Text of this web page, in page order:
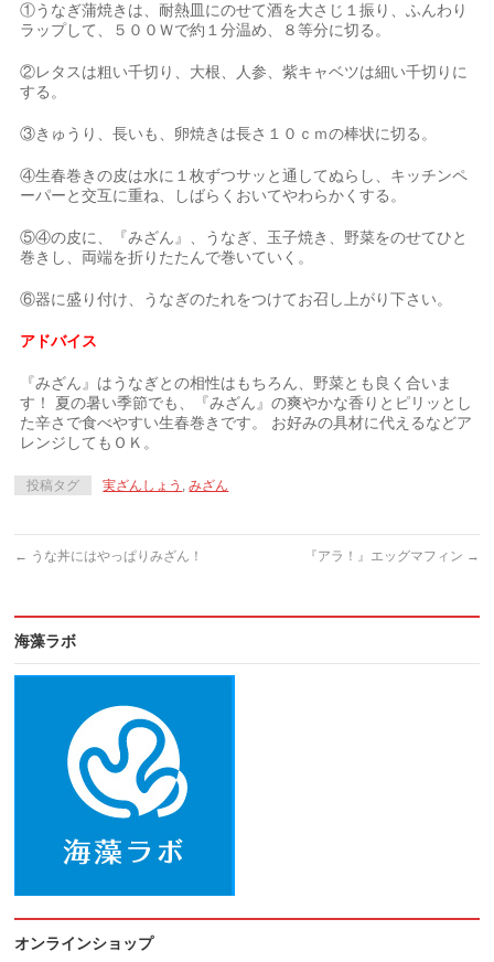
①うなぎ蒲焼きは、耐熱皿にのせて酒を大さじ１振り、ふんわり
ラップして、５００Ｗで約１分温め、８等分に切る。
②レタスは粗い千切り、大根、人参、紫キャベツは細い千切りに
する。
③きゅうり、長いも、卵焼きは長さ１０ｃｍの棒状に切る。
④生春巻きの皮は水に１枚ずつサッと通してぬらし、キッチンペ
ーパーと交互に重ね、しばらくおいてやわらかくする。
⑤④の皮に、『みざん』、うなぎ、玉子焼き、野菜をのせてひと
巻きし、両端を折りたたんで巻いていく。
⑥器に盛り付け、うなぎのたれをつけてお召し上がり下さい。
アドバイス
『みざん』はうなぎとの相性はもちろん、野菜とも良く合いま
す！ 夏の暑い季節でも、『みざん』の爽やかな香りとピリッとし
た辛さで食べやすい生春巻きです。 お好みの具材に代えるなどア
レンジしてもＯＫ。
投稿タグ 実ざんしょう ,みざん
← うな丼にはやっぱりみざん！ 『アラ！』エッグマフィン →
海藻ラボ
オンラインショップ